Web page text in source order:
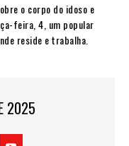
o corpo do idoso e
feira, 4, um popular
reside e trabalha.
2025